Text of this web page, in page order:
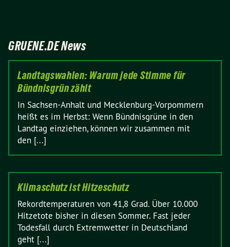
GRUENE.DE News
Landtagswahlen: Warum jede Stimme für
Bündnisgrün zählt
In Sachsen-Anhalt und Mecklenburg-Vorpommern
heißt es im Herbst: Wenn Bündnisgrüne in den
Landtag einziehen, können wir zusammen mit
den [...]
Klimaschutz ist Hitzeschutz
Rekordtemperaturen von 41,8 Grad. Über 10.000
Hitzetote bisher in diesen Sommer. Fast jeder
Todesfall durch Extremwetter in Deutschland
geht [...]